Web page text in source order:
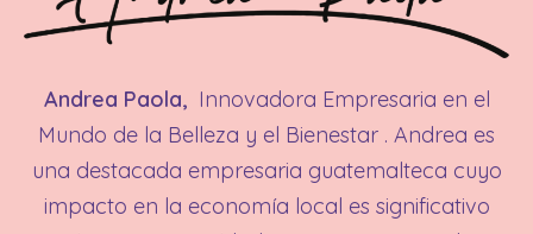
Andrea Paola, Innovadora Empresaria en el
Mundo de la Belleza y el Bienestar . Andrea es
una destacada empresaria guatemalteca cuyo
impacto en la economía local es significativo